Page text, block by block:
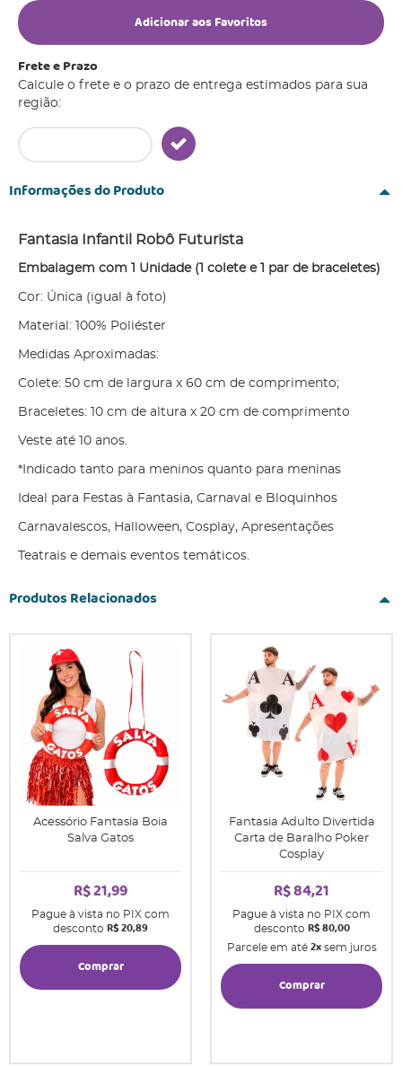
Adicionar aos Favoritos
Frete e Prazo
Calcule o frete e o prazo de entrega estimados para sua
região:
Informações do Produto
Fantasia Infantil Robô Futurista
Embalagem com 1 Unidade (1 colete e 1 par de braceletes)
Cor: Única (igual à foto)
Material: 100% Poliéster
Medidas Aproximadas:
Colete: 50 cm de largura x 60 cm de comprimento;
Braceletes: 10 cm de altura x 20 cm de comprimento
Veste até 10 anos.
*Indicado tanto para meninos quanto para meninas
Ideal para Festas à Fantasia, Carnaval e Bloquinhos
Carnavalescos, Halloween, Cosplay, Apresentações
Teatrais e demais eventos temáticos.
Produtos Relacionados
Acessório Fantasia Boia
Salva Gatos
R$ 21,99
Pague à vista no PIX com
desconto R$ 20,89
Comprar
Fantasia Adulto Divertida
Carta de Baralho Poker
Cosplay
R$ 84,21
Pague à vista no PIX com
desconto R$ 80,00
Parcele em até 2xsem juros
Comprar